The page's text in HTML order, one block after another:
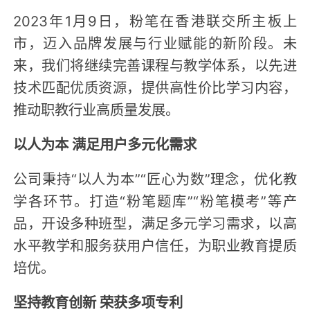
2023年1月9日，粉笔在香港联交所主板上
市，迈入品牌发展与行业赋能的新阶段。未
来，我们将继续完善课程与教学体系，以先进
技术匹配优质资源，提供高性价比学习内容，
推动职教行业高质量发展。
以人为本 满足用户多元化需求
公司秉持“以人为本”“匠心为数”理念，优化教
学各环节。打造“粉笔题库”“粉笔模考”等产
品，开设多种班型，满足多元学习需求，以高
水平教学和服务获用户信任，为职业教育提质
培优。
坚持教育创新 荣获多项专利